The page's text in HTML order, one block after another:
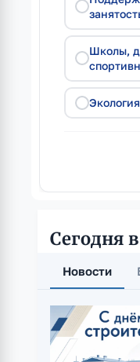
Школы,
Сегодня
Новости